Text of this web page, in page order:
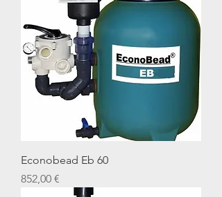
Econobead Eb 60
Preis
852,00 €